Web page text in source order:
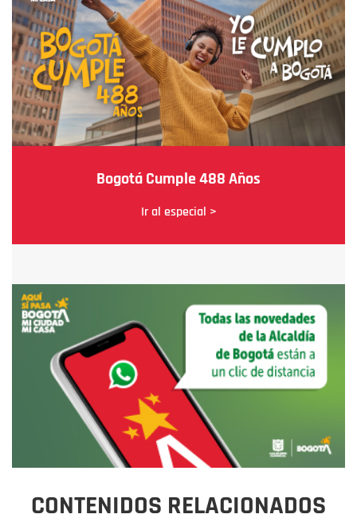
Bogotá Cumple 488 Años
Ir al especial >
CONTENIDOS RELACIONADOS